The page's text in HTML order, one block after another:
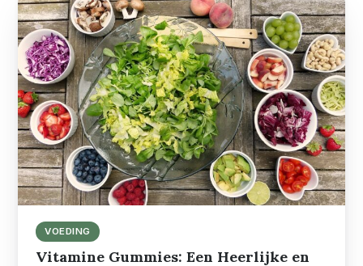
VOEDING
Vitamine Gummies: Een Heerlijke en